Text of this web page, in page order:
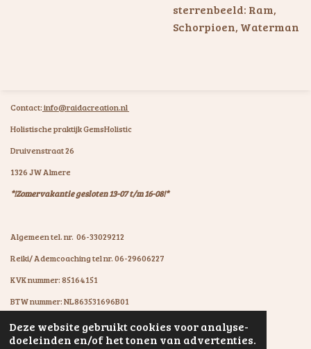
Deze website gebruikt cookies voor analyse-
doeleinden en/of het tonen van advertenties.
sterrenbeeld: Ram,
Schorpioen, Waterman
Contact:info@raidacreation.nl
Holistische praktijk GemsHolistic
Druivenstraat 26
1326 JW Almere
*!Zomervakantie gesloten 13-07 t/m 16-08!*
Algemeen tel. nr. 06-33029212
Reiki/ Ademcoaching tel nr. 06-29606227
KVK nummer: 85164151
BTW nummer: NL863531696B01
IBAN: NL07KNAB0602931894
© 2020 - 2026 GemsHolistic by RaïdaCreation